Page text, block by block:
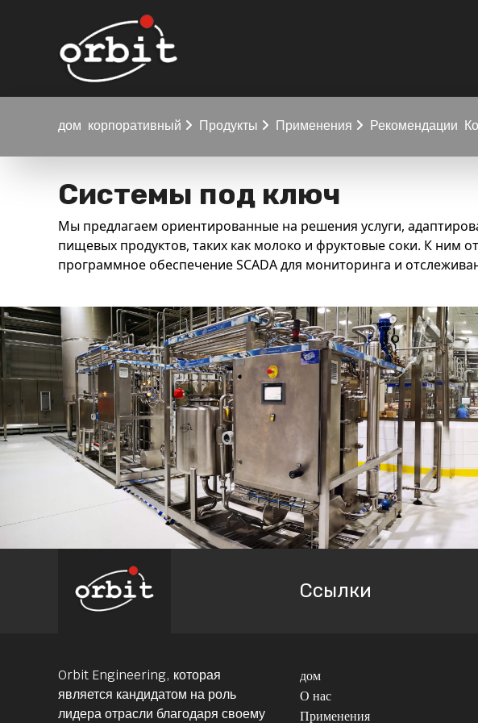
дом корпоративный Продукты Применения Рекомендации
Системы под ключ
Мы предлагаем ориентированные на решения услуги,
пищевых продуктов, таких как молоко и фруктовые соки. К ним
программное обеспечение SCADA для мониторинга и
Ссылки
Orbit Engineering, которая
является кандидатом на роль
лидера отрасли благодаря своему
дом
О нас
Применения